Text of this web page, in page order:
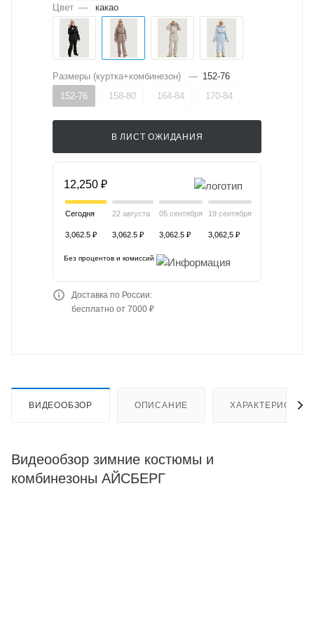
Цвет — какао
Размеры (куртка+комбинезон) — 152-76
152-76
158-80 164-84 170-84
В ЛИСТ ОЖИДАНИЯ
12,250 ₽
Сегодня
3,062.5 ₽
22 августа
3,062.5 ₽
05 сентября
3,062.5 ₽
19 сентября
3,062,5 ₽
Без процентов и комиссий
Доставка по России:
бесплатно от 7000 ₽
ВИДЕООБЗОР ОПИСАНИЕ
Видеообзор зимние костюмы и
комбинезоны АЙСБЕРГ